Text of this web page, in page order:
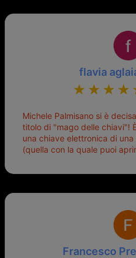
flavia
Michele Palmisano si è
titolo di "mago delle chiavi"!
una chiave elettronica di
(quella con la quale puoi
borsa!) che era pronta per la
pietose, si era perso il
bisognava stare attenti che
chiave dal blocchetto e
contatto nel quadro e
praticamente entrare e
Francesco